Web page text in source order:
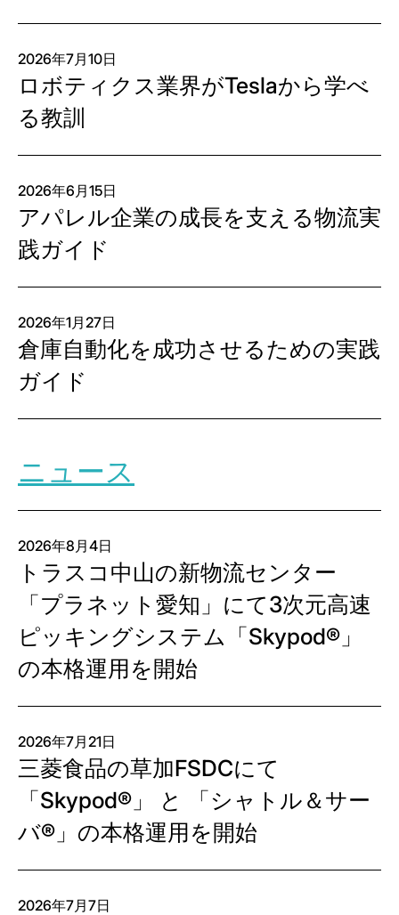
2026年7月10日
ロボティクス業界がTeslaから学べ
る教訓
2026年6月15日
アパレル企業の成長を支える物流実
践ガイド
2026年1月27日
倉庫自動化を成功させるための実践
ガイド
ニュース
2026年8月4日
トラスコ中山の新物流センター
「プラネット愛知」にて3次元高速
ピッキングシステム「Skypod®」
の本格運用を開始
2026年7月21日
三菱食品の草加FSDCにて
「Skypod®」 と 「シャトル＆サー
バ®」の本格運用を開始
2026年7月7日